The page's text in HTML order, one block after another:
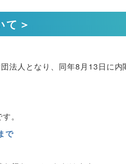
て＞
法人となり、同年8月13日に
。
で